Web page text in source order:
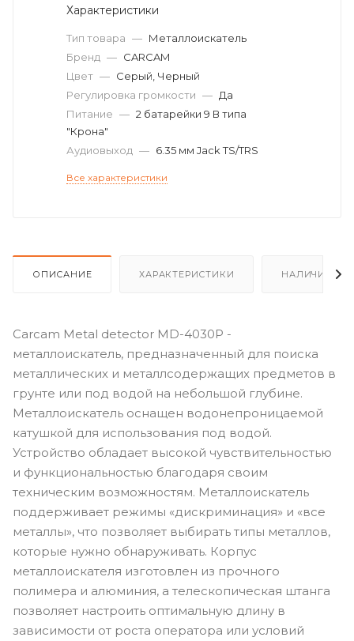
Характеристики
Тип товара — Металлоискатель
Бренд — CARCAM
Цвет — Серый, Черный
Регулировка громкости — Да
Питание — 2 батарейки 9 В типа
"Крона"
Аудиовыход — 6.35 мм Jack TS/TRS
Все характеристики
ОПИСАНИЕ ХАРАКТЕРИСТИКИ НАЛИЧИЕ
Сarcam Metal detector MD-4030P -
металлоискатель, предназначенный для поиска
металлических и металлсодержащих предметов в
грунте или под водой на небольшой глубине.
Металлоискатель оснащен водонепроницаемой
катушкой для использования под водой.
Устройство обладает высокой чувствительностью
и функциональностью благодаря своим
техническим возможностям. Металлоискатель
поддерживает режимы «дискриминация» и «все
металлы», что позволяет выбирать типы металлов,
которые нужно обнаруживать. Корпус
металлоискателя изготовлен из прочного
полимера и алюминия, а телескопическая штанга
позволяет настроить оптимальную длину в
зависимости от роста оператора или условий